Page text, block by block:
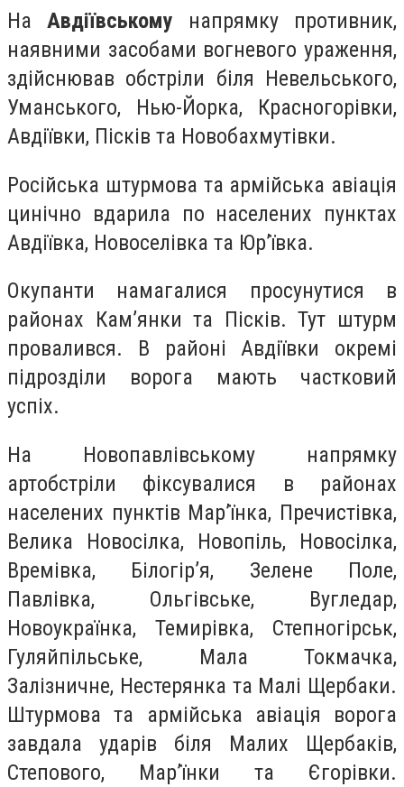
На Авдіївському напрямку противник,
наявними засобами вогневого ураження,
здійснював обстріли біля Невельського,
Уманського, Нью-Йорка, Красногорівки,
Авдіївки, Пісків та Новобахмутівки.
Російська штурмова та армійська авіація
цинічно вдарила по населених пунктах
Авдіївка, Новоселівка та Юр’ївка.
Окупанти намагалися просунутися в
районах Камʼянки та Пісків. Тут штурм
провалився. В районі Авдіївки окремі
підрозділи ворога мають частковий
успіх.
На Новопавлівському напрямку
артобстріли фіксувалися в районах
населених пунктів Мар’їнка, Пречистівка,
Велика Новосілка, Новопіль, Новосілка,
Времівка, Білогір’я, Зелене Поле,
Павлівка, Ольгівське, Вугледар,
Новоукраїнка, Темирівка, Степногірськ,
Гуляйпільське, Мала Токмачка,
Залізничне, Нестерянка та Малі Щербаки.
Штурмова та армійська авіація ворога
завдала ударів біля Малих Щербаків,
Степового, Мар’їнки та Єгорівки.